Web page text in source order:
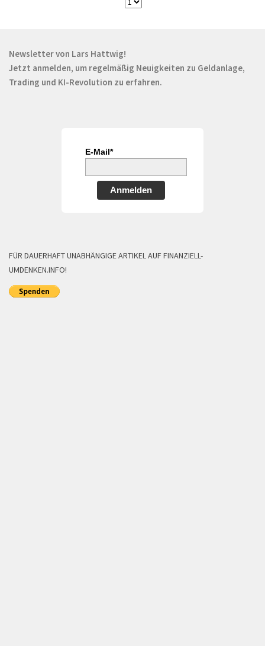
Newsletter von Lars Hattwig!
Jetzt anmelden, um regelmäßig Neuigkeiten zu Geldanlage,
Trading und KI-Revolution zu erfahren.
E-Mail*
Anmelden
FÜR DAUERHAFT UNABHÄNGIGE ARTIKEL AUF FINANZIELL-
UMDENKEN.INFO!